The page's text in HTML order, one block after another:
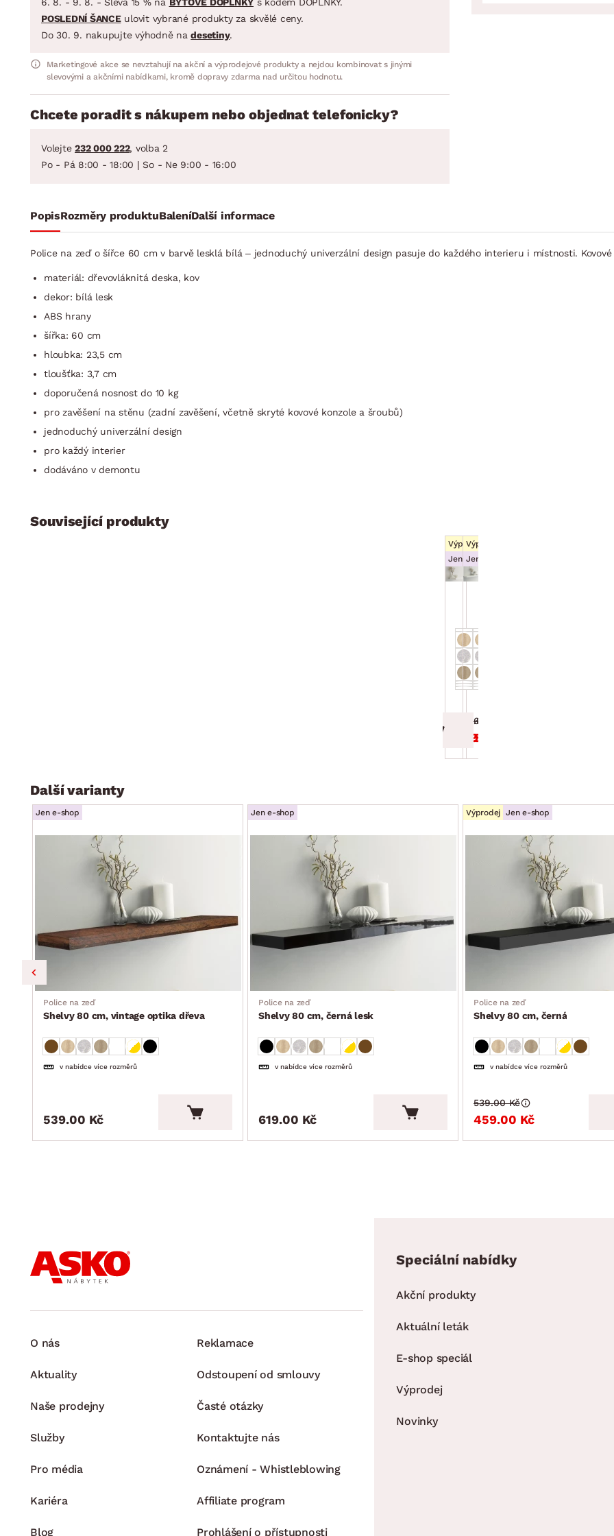
POSLEDNÍ ŠANCEulovit vybrané produkty za skvělé ceny.
Do 30. 9. nakupujte výhodně nadesetiny.
Marketingové akce se nevztahují na akční a výprodejové produkty a nejdou kombinovat s jinými
slevovými a akčními nabídkami, kromě dopravy zdarma nad určitou hodnotu.
Chcete poradit s nákupem nebo objednat telefonicky?
Volejte 232 000 222, volba 2
Po - Pá 8:00 - 18:00 | So - Ne 9:00 - 16:00
PopisRozměry produktuBaleníDalší informace
Police na zeď o šířce 60 cm v barvě lesklá bílá – jednoduchý univerzální design pasuje do každého interieru i místnosti.
materiál: dřevovláknitá deska, kov
dekor: bílá lesk
ABS hrany
šířka: 60 cm
hloubka: 23,5 cm
tloušťka: 3,7 cm
doporučená nosnost do 10 kg
pro zavěšení na stěnu (zadní zavěšení, včetně skryté kovové konzole a šroubů)
jednoduchý univerzální design
pro každý interier
dodáváno v demontu
Související produkty
Výprodej
Jen e-shop
bílá lesk
339.00 Kč
369.00 Kč
Výprodej
Jen e-shop
lesk
559.00 Kč
619.90 Kč
Další varianty
Jen e-shop
Police na zeď
Shelvy 80 cm, vintage optika dřeva
v nabídce více rozměrů
539.00 Kč
Jen e-shop
Police na zeď
Shelvy 80 cm, černá lesk
v nabídce více rozměrů
619.00 Kč
Výprodej Jen e-shop
Police na zeď
Shelvy 80 cm, černá
v nabídce více rozměrů
459.00 Kč
539.00 Kč
O nás
Aktuality
Naše prodejny
Služby
Pro média
Kariéra
Blog
Reklamace
Odstoupení od smlouvy
Časté otázky
Kontaktujte nás
Oznámení - Whistleblowing
Affiliate program
Prohlášení o přístupnosti
Speciální nabídky
Akční produkty
Aktuální leták
E-shop speciál
Výprodej
Novinky